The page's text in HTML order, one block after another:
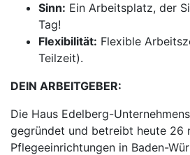
Sinn: Ein Arbeitsplatz, der
Tag!
Flexibilität: Flexible
Teilzeit).
DEIN ARBEITGEBER:
Die Haus Edelberg-
gegründet und betreibt heute 26
Pflegeeinrichtungen in Baden-